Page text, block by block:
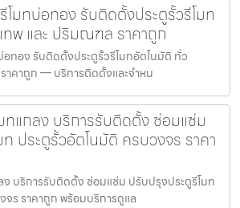
โมทบ่อทอง รับติดตั้งประตูรั้วรีโมท
ทพ และ ปริมณฑล ราคาถูก
ทอง รับติดตั้งประตูรั้วรีโมทอัตโนมัติ ทั่ว
าคาถูก — บริการติดตั้งและจำหน
ทแกลง บริการรับติดตั้ง ซ่อมแซ่ม
ประตูรั้วอัตโนมัติ ครบวงจร ราคา
บริการรับติดตั้ง ซ่อมแซ่ม ปรับปรุงประตูรีโมท
จร ราคาถูก พร้อมบริการดูแล